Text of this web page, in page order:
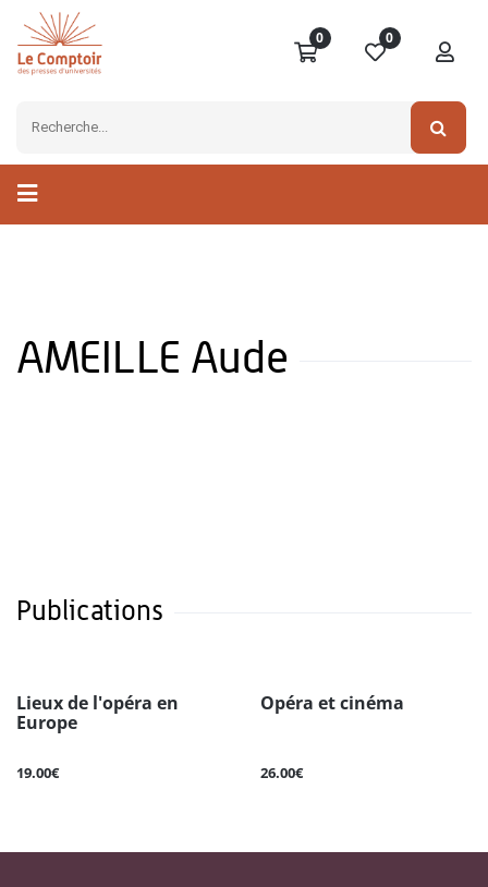
0 0
AMEILLE Aude
Publications
Lieux de l'opéra en
Europe
19.00€
Opéra et cinéma
26.00€